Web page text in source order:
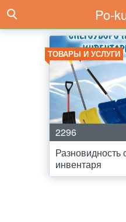
Po-
ТОВАРЫ И УСЛУГИ
2296
Разновидность
инвентаря